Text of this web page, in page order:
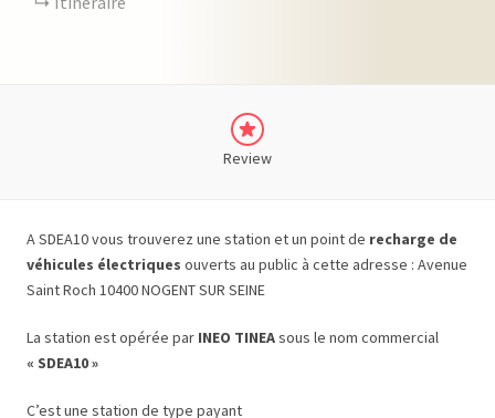
Review
A SDEA10 vous trouverez une station et un point de recharge de
véhicules électriques ouverts au public à cette adresse : Avenue
Saint Roch 10400 NOGENT SUR SEINE
La station est opérée par INEO TINEAsous le nom commercial
« SDEA10 »
C’est une station de type payant